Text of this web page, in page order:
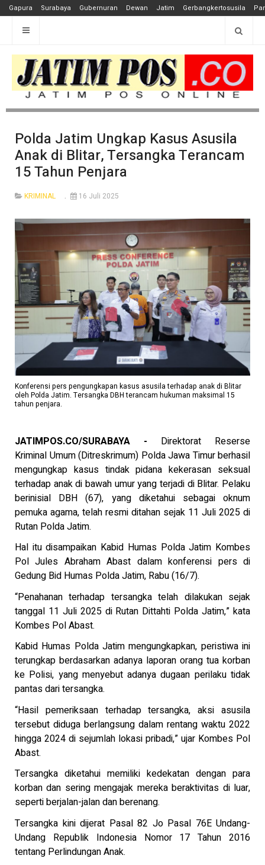
Gapura Surabaya Gubernuran Dewan Jatim Gerbangkertosusila
Polda Jatim Ungkap Kasus Asusila
Anak di Blitar, Tersangka Terancam
15 Tahun Penjara
KRIMINAL 16 Juli 2025
Konferensi pers pengungkapan kasus asusila terhadap anak di Blitar
oleh Polda Jatim. Tersangka DBH terancam hukuman maksimal 15
tahun penjara.
JATIMPOS.CO/SURABAYA - Direktorat Reserse
Kriminal Umum (Ditreskrimum) Polda Jawa Timur berhasil
mengungkap kasus tindak pidana kekerasan seksual
terhadap anak di bawah umur yang terjadi di Blitar. Pelaku
berinisial DBH (67), yang diketahui sebagai oknum
pemuka agama, telah resmi ditahan sejak 11 Juli 2025 di
Rutan Polda Jatim.
Hal itu disampaikan Kabid Humas Polda Jatim Kombes
Pol Jules Abraham Abast dalam konferensi pers di
Gedung Bid Humas Polda Jatim, Rabu (16/7).
“Penahanan terhadap tersangka telah dilakukan sejak
tanggal 11 Juli 2025 di Rutan Dittahti Polda Jatim,” kata
Kombes Pol Abast.
Kabid Humas Polda Jatim mengungkapkan, peristiwa ini
terungkap berdasarkan adanya laporan orang tua korban
ke Polisi, yang menyebut adanya dugaan perilaku tidak
pantas dari tersangka.
“Hasil pemeriksaan terhadap tersangka, aksi asusila
tersebut diduga berlangsung dalam rentang waktu 2022
hingga 2024 di sejumlah lokasi pribadi,” ujar Kombes Pol
Abast.
Tersangka diketahui memiliki kedekatan dengan para
korban dan sering mengajak mereka beraktivitas di luar,
seperti berjalan-jalan dan berenang.
Tersangka kini dijerat Pasal 82 Jo Pasal 76E Undang-
Undang Republik Indonesia Nomor 17 Tahun 2016
tentang Perlindungan Anak.